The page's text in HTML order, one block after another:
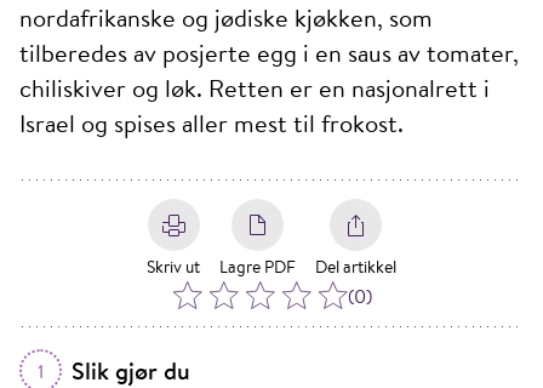
nordafrikanske og jødiske kjøkken, som
tilberedes av posjerte egg i en saus av tomater,
chiliskiver og løk. Retten er en nasjonalrett i
Israel og spises aller mest til frokost.
Skriv ut Lagre PDF Del artikkel
(0)
1 Slik gjør du